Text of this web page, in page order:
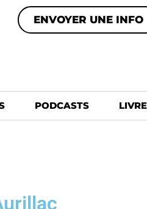
ENVOYER UNE INFO
PODCASTS